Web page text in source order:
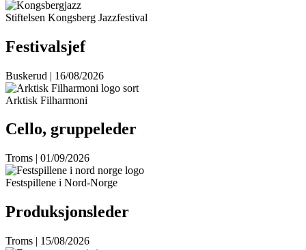
Stiftelsen Kongsberg Jazzfestival
Festivalsjef
Buskerud | 16/08/2026
Arktisk Filharmoni
Cello, gruppeleder
Troms | 01/09/2026
Festspillene i Nord-Norge
Produksjonsleder
Troms | 15/08/2026